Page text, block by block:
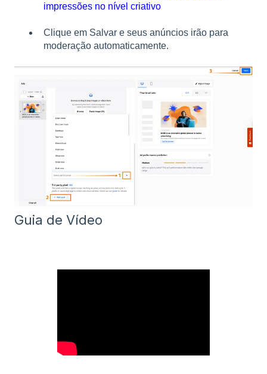
impressões no nível criativo
Clique em Salvar e seus anúncios irão para
moderação automaticamente.
Guia de Vídeo